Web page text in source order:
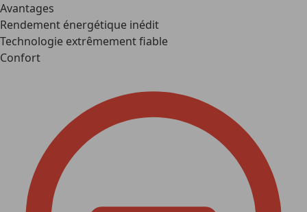
Avantages
Rendement énergétique inédit
Technologie extrêmement fiable
Confort